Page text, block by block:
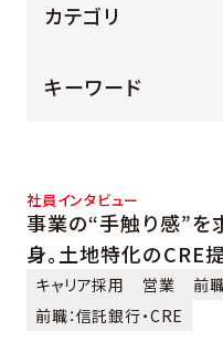
カテゴリ
キーワード
社員インタビュー
事業の“手触り感”を
身。土地特化のCRE
キャリア採用 営業
前
前職：信託銀行・CRE